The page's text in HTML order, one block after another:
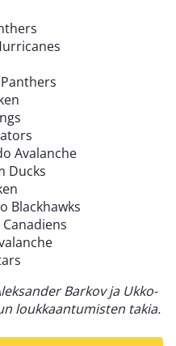
Avalanche
Ducks
Blackhawks
Barkov ja Ukko-
loukkaantumisten takia.